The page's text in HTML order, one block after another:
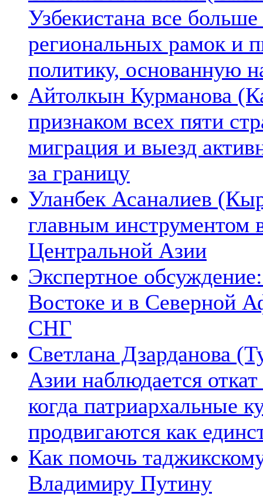
Узбекистана все
региональных рамок и
политику, основанную
Айтолкын Курманова
признаком всех пяти
миграция и выезд
за границу
Уланбек Асаналиев
главным инструментом
Центральной Азии
Экспертное
Востоке и в Северной
СНГ
Светлана Дзарданова
Азии наблюдается
когда патриархальные
продвигаются как
Как помочь
Владимиру Путину